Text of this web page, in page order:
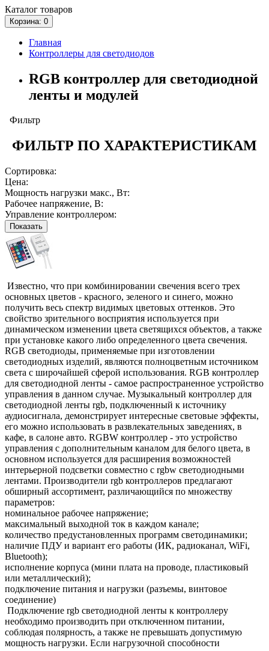
Каталог товаров
Корзина: 0
Главная
Контроллеры для светодиодов
RGB контроллер для светодиодной
ленты и модулей
Фильтр
ФИЛЬТР ПО ХАРАКТЕРИСТИКАМ
Сортировка:
Цена:
Мощность нагрузки макс., Вт:
Рабочее напряжение, В:
Управление контроллером:
Показать
Известно, что при комбинировании свечения всего трех
основных цветов - красного, зеленого и синего, можно
получить весь спектр видимых цветовых оттенков. Это
свойство зрительного восприятия используется при
динамическом изменении цвета светящихся объектов, а также
при установке какого либо определенного цвета свечения.
RGB светодиоды, применяемые при изготовлении
светодиодных изделий, являются полноцветным источником
света с широчайшей сферой использования. RGB контроллер
для светодиодной ленты - самое распространенное устройство
управления в данном случае. Музыкальный контроллер для
светодиодной ленты rgb, подключенный к источнику
аудиосигнала, демонстрирует интересные световые эффекты,
его можно использовать в развлекательных заведениях, в
кафе, в салоне авто. RGBW контроллер - это устройство
управления с дополнительным каналом для белого цвета, в
основном используется для расширения возможностей
интерьерной подсветки совместно с rgbw светодиодными
лентами. Производители rgb контроллеров предлагают
обширный ассортимент, различающийся по множеству
параметров:
номинальное рабочее напряжение;
максимальный выходной ток в каждом канале;
количество предустановленных программ светодинамики;
наличие ПДУ и вариант его работы (ИК, радиоканал, WiFi,
Bluetooth);
исполнение корпуса (мини плата на проводе, пластиковый
или металлический);
подключение питания и нагрузки (разъемы, винтовое
соединение)
Подключение rgb светодиодной ленты к контроллеру
необходимо производить при отключенном питании,
соблюдая полярность, а также не превышать допустимую
мощность нагрузки. Если нагрузочной способности